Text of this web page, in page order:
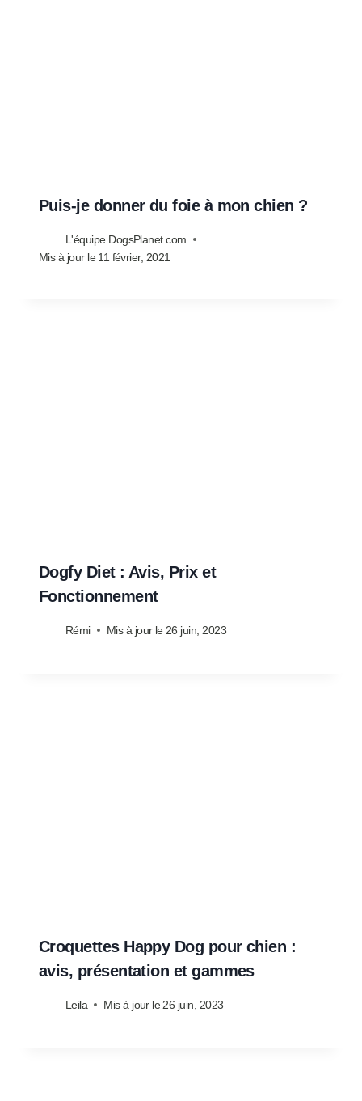
Puis-je donner du foie à mon chien ?
L'équipe DogsPlanet.com
Mis à jour le 11 février, 2021
Dogfy Diet : Avis, Prix et
Fonctionnement
Rémi Mis à jour le 26 juin, 2023
Croquettes Happy Dog pour chien :
avis, présentation et gammes
Leila Mis à jour le 26 juin, 2023